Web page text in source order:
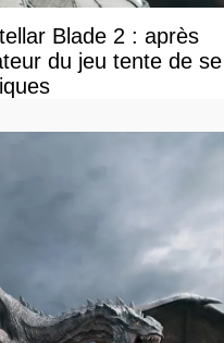
Blade 2 : après
du jeu tente de se